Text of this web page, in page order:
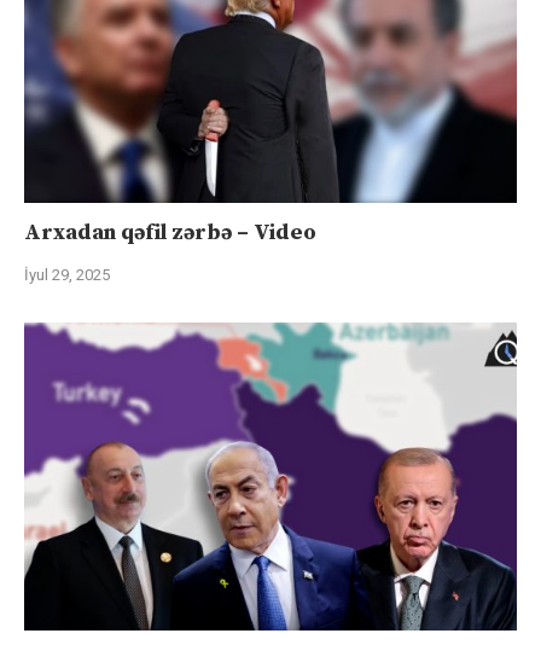
Arxadan qəfil zərbə – Video
İyul 29, 2025